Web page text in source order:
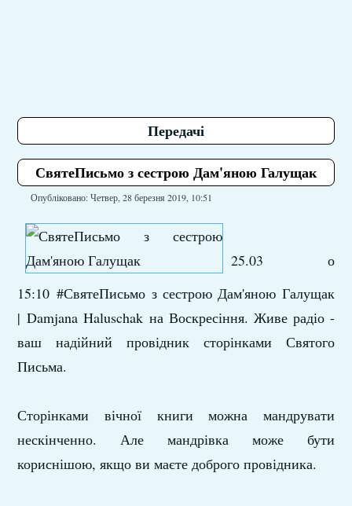
Передачі
СвятеПисьмо з сестрою Дам'яною Галущак
Опубліковано: Четвер, 28 березня 2019, 10:51
25.03 о
15:10 #СвятеПисьмо з сестрою Дам'яною Галущак
|Damjana Haluschak ​ на Воскресіння. Живе радіо -
ваш надійний провідник сторінками Святого
Письма.
Сторінками вічної книги можна мандрувати
нескінченно. Але мандрівка може бути
кориснішою, якщо ви маєте доброго провідника.